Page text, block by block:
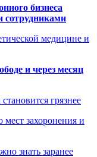
бизнеса
сотрудниками
медицине и
и через месяц
грязнее
мест захоронения и
знать заранее